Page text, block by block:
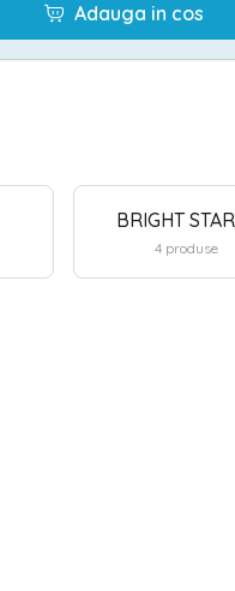
Adauga in cos
BRIGHT
4 produse